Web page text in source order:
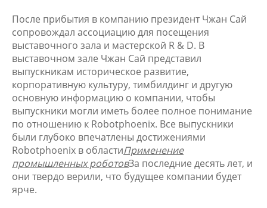
После прибытия в компанию президент Чжан Сай
сопровождал ассоциацию для посещения
выставочного зала и мастерской R & D. В
выставочном зале Чжан Сай представил
выпускникам историческое развитие,
корпоративную культуру, тимбилдинг и другую
основную информацию о компании, чтобы
выпускники могли иметь более полное понимание
по отношению к Robotphoenix. Все выпускники
были глубоко впечатлены достижениями
Robotphoenix в областиПрименение
промышленных роботовЗа последние десять лет, и
они твердо верили, что будущее компании будет
ярче.